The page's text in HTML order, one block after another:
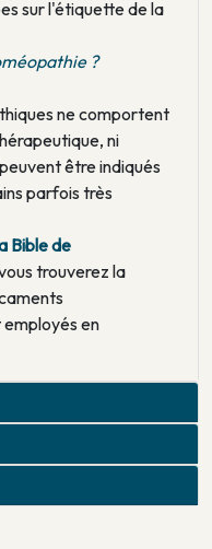
sur l'étiquette de la
?
ne comportent
ni
être indiqués
parfois très
Bible de
trouverez la
en